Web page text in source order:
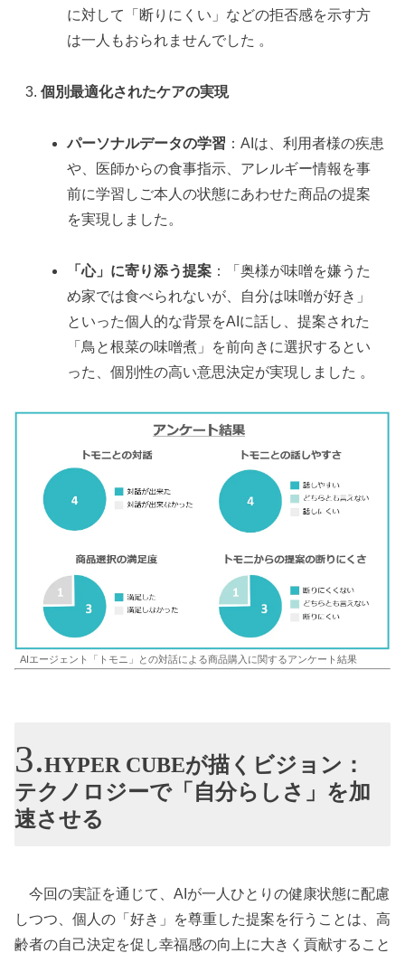
に対して「断りにくい」などの拒否感を示す方
は一人もおられませんでした 。
個別最適化されたケアの実現
パーソナルデータの学習 ：AIは、利用者様の疾患
や、医師からの食事指示、アレルギー情報を事
前に学習しご本人の状態にあわせた商品の提案
を実現しました。
「心」に寄り添う提案 ：「奥様が味噌を嫌うた
め家では食べられないが、自分は味噌が好き」
といった個人的な背景をAIに話し、提案された
「鳥と根菜の味噌煮」を前向きに選択するとい
った、個別性の高い意思決定が実現しました 。
AIエージェント「トモニ」との対話による商品購入に関するアンケート結果
HYPER CUBEが描くビジョン：
テクノロジーで「自分らしさ」を加
速させる
今回の実証を通じて、AIが一人ひとりの健康状態に配慮
しつつ、個人の「好き」を尊重した提案を行うことは、高
齢者の自己決定を促し幸福感の向上に大きく貢献すること